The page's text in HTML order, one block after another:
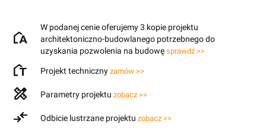
W podanej cenie oferujemy 3 kopie projektu
architektoniczno-budowlanego potrzebnego do
uzyskania pozwolenia na budowę sprawdź >>
Projekt techniczny zamów >>
Parametry projektu zobacz >>
Odbicie lustrzane projektu zobacz >>